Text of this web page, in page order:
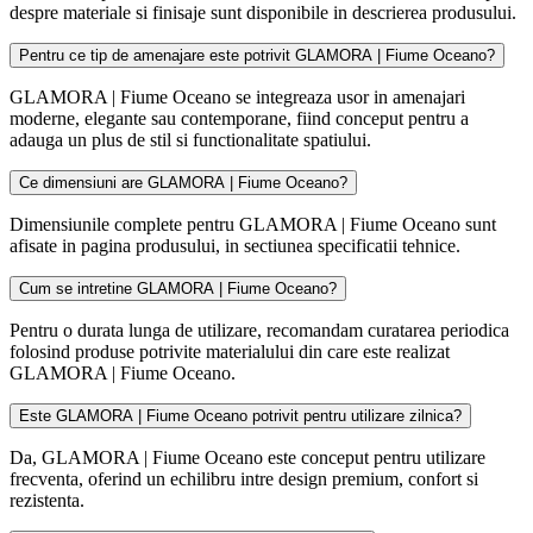
despre materiale si finisaje sunt disponibile in descrierea produsului.
Pentru ce tip de amenajare este potrivit GLAMORA | Fiume Oceano?
GLAMORA | Fiume Oceano se integreaza usor in amenajari
moderne, elegante sau contemporane, fiind conceput pentru a
adauga un plus de stil si functionalitate spatiului.
Ce dimensiuni are GLAMORA | Fiume Oceano?
Dimensiunile complete pentru GLAMORA | Fiume Oceano sunt
afisate in pagina produsului, in sectiunea specificatii tehnice.
Cum se intretine GLAMORA | Fiume Oceano?
Pentru o durata lunga de utilizare, recomandam curatarea periodica
folosind produse potrivite materialului din care este realizat
GLAMORA | Fiume Oceano.
Este GLAMORA | Fiume Oceano potrivit pentru utilizare zilnica?
Da, GLAMORA | Fiume Oceano este conceput pentru utilizare
frecventa, oferind un echilibru intre design premium, confort si
rezistenta.